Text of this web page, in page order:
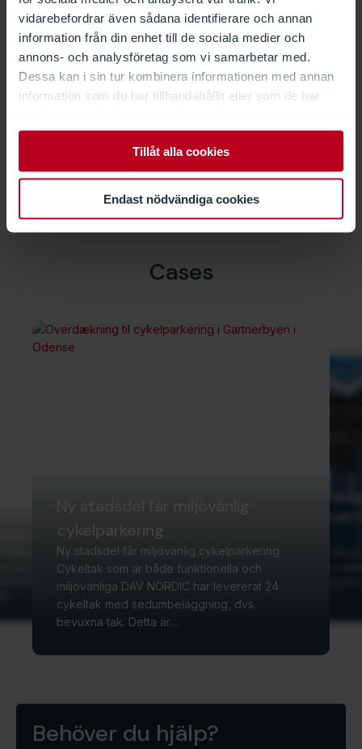
vidarebefordrar även sådana identifierare och annan
information från din enhet till de sociala medier och
annons- och analysföretag som vi samarbetar med.
Dessa kan i sin tur kombinera informationen med annan
information som du har tillhandahållit eller som de har
Tillåt alla cookies
Endast nödvändiga cookies
Conny Enbom
+46 70 220 13 69
ce@davnordic.se
Cases
till Korvethusene
i Nykøbing
sina bilar i skydd
övertäckningar med
cykelparkering
Ny stadsdel får miljövänlig cykelparkering
Cykeltak som är både funktionella och
miljövänliga DAV NORDIC har levererat 24
cykeltak med sedumbeläggning, dvs.
bevuxna tak. Detta är…
Det danska vägverket arbetar
utveckla en ännu bättre
längs vägarna i hela
Behöver du hjälp?